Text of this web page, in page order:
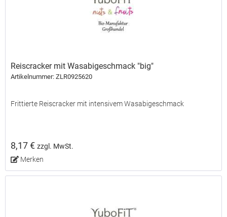
Reiscracker mit Wasabigeschmack "big"
Artikelnummer: ZLR0925620
Frittierte Reiscracker mit intensivem Wasabigeschmack
8,17 €zzgl. MwSt.
Merken